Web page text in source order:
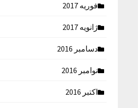
فوریه 2017
ژانویه 2017
دسامبر 2016
نوامبر 2016
اکتبر 2016